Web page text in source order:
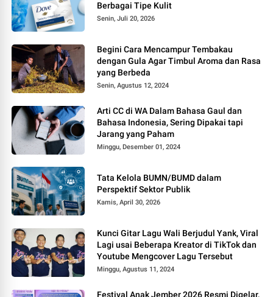
Berbagai Tipe Kulit
Senin, Juli 20, 2026
Begini Cara Mencampur Tembakau
dengan Gula Agar Timbul Aroma dan Rasa
yang Berbeda
Senin, Agustus 12, 2024
Arti CC di WA Dalam Bahasa Gaul dan
Bahasa Indonesia, Sering Dipakai tapi
Jarang yang Paham
Minggu, Desember 01, 2024
Tata Kelola BUMN/BUMD dalam
Perspektif Sektor Publik
Kamis, April 30, 2026
Kunci Gitar Lagu Wali Berjudul Yank, Viral
Lagi usai Beberapa Kreator di TikTok dan
Youtube Mengcover Lagu Tersebut
Minggu, Agustus 11, 2024
Festival Anak Jember 2026 Resmi Digelar,